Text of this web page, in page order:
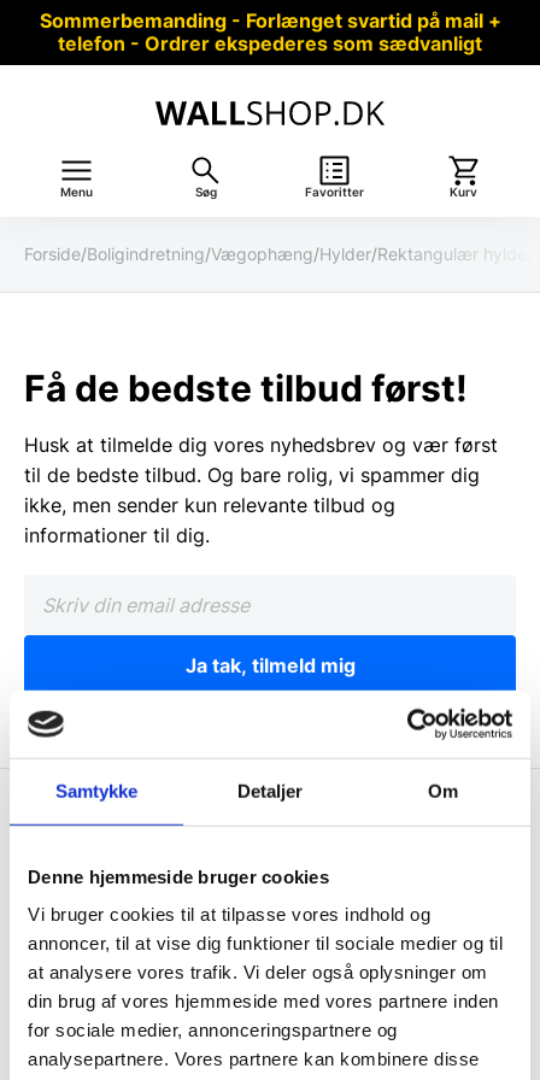
Samtykke Detaljer Om
Denne hjemmeside bruger cookies
Vi bruger cookies til at tilpasse vores indhold og
annoncer, til at vise dig funktioner til sociale medier og til
at analysere vores trafik. Vi deler også oplysninger om
din brug af vores hjemmeside med vores partnere inden
for sociale medier, annonceringspartnere og
analysepartnere. Vores partnere kan kombinere disse
Sommerbemanding - Forlænget svartid på mail +
telefon - Ordrer ekspederes som sædvanligt
Menu Søg Favoritter Kurv
Forside/Boligindretning/Vægophæng/Hylder/Rektangulær hylde,
Få de bedste tilbud først!
Husk at tilmelde dig vores nyhedsbrev og vær først
til de bedste tilbud. Og bare rolig, vi spammer dig
ikke, men sender kun relevante tilbud og
informationer til dig.
Ja tak, tilmeld mig
Wallshop.dk
Gastrobutikken ApS
Rømersvej 33
7430 Ikast
CVR: 38952986
Telefon træffetid:
Tlf.71 99 30 98